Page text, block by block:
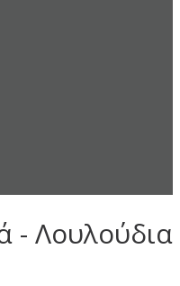
- Λουλούδια